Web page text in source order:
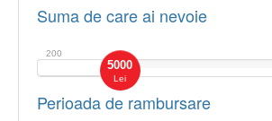
Suma de care ai nevoie
5000
Lei
200
Perioada de rambursare